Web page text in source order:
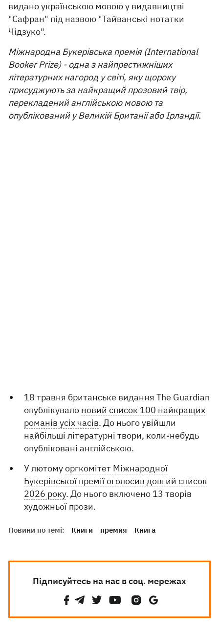
видано українською мовою у видавництві
"Сафран" під назвою "Тайванські нотатки
Чідзуко".
Міжнародна Букерівська премія (International
Booker Prize) - одна з найпрестижніших
літературних нагород у світі, яку щороку
присуджують за найкращий прозовий твір,
перекладений англійською мовою та
опублікований у Великій Британії або Ірландії.
18 травня британське видання The Guardian
опублікувало новий список 100 найкращих
романів усіх часів. До нього увійшли
найбільші літературні твори, коли-небудь
опубліковані англійською.
У лютомуоргкомітет Міжнародної
Букерівської премії оголосив довгий список
2026 року. До нього включено 13 творів
художньої прози.
Новини по темі: Книги премия Книга
Підписуйтесь на нас в соц. мережах